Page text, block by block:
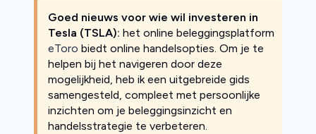
Goed nieuws voor wie wil investeren in
Tesla (TSLA): het online beleggingsplatform
eToro biedt online handelsopties. Om je te
helpen bij het navigeren door deze
mogelijkheid, heb ik een uitgebreide gids
samengesteld, compleet met persoonlijke
inzichten om je beleggingsinzicht en
handelsstrategie te verbeteren.